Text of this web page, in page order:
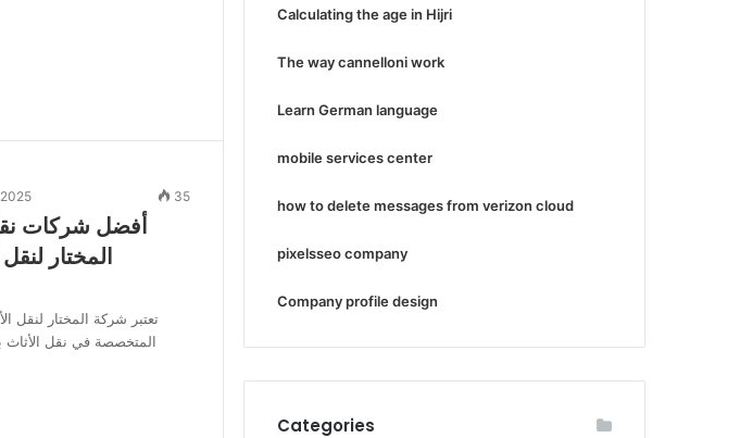
35
أفضل شركات
المختار
تعتبر شركة المختار لنقل
المتخصصة في نقل الأثاث
Calculating the age in Hijri
The way cannelloni work
Learn German language
mobile services center
how to delete messages from verizon cloud
pixelsseo company
Company profile design
Categories